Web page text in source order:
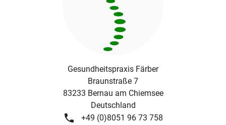
Gesundheitspraxis Färber
Braunstraße 7
83233 Bernau am Chiemsee
Deutschland
+49 (0)8051 96 73 758